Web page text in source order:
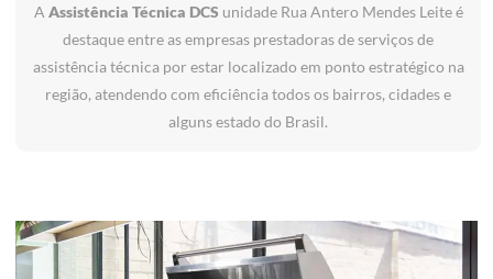
A Assistência Técnica DCS unidade Rua Antero Mendes Leite é
destaque entre as empresas prestadoras de serviços de
assistência técnica por estar localizado em ponto estratégico na
região, atendendo com eficiência todos os bairros, cidades e
alguns estado do Brasil.